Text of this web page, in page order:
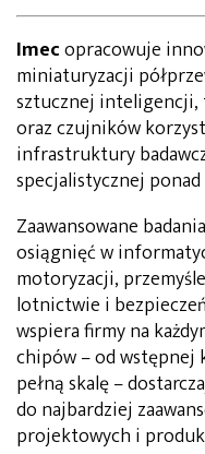
Imecopracowuje
miniaturyzacji
sztucznej inteligencji,
oraz czujników
infrastruktury
specjalistycznej
Zaawansowane
osiągnięć w
motoryzacji,
lotnictwie i
wspiera firmy na
chipów – od
pełną skalę –
do najbardziej
projektowych i